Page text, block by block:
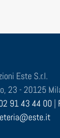
Este S.r.l.
23 - 20125
91 43 44 00 |